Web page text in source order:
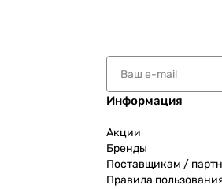
Информация
Акции
Бренды
Поставщикам /
Правила